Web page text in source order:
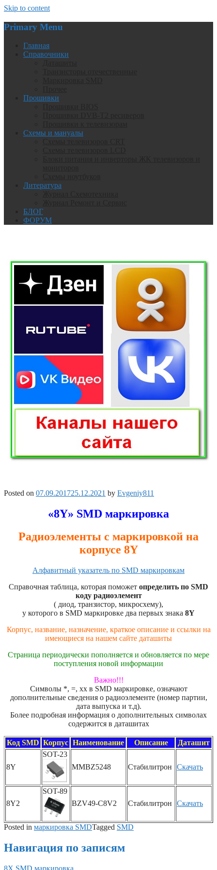
Skip to content
Primary Menu
Главная
Справочники
Прошивки
Схемы и мануалы
Литература
БЛОГ
ФОРУМ
Posted on 07.09.201725.12.2021 by Evgeniy811
«8Y» SMD маркировка
Радиоэлементы с маркировкой на
корпусе 8Y
Алфавитный указатель по SMD маркировкам
Справочная таблица, которая поможет определить по SMD
коду радиоэлемент
( диод, транзистор, микросхему),
у которого в SMD маркировке два первых знака 8Y
Корпус, название, назначение, краткое описание и ссылки на
имеющиеся на нашем сайте даташиты
Страница периодически пополняется и обновляется по мере
поступления новой информации
Важно!!!
Символы *, =, xx в SMD маркировке, означают
дополнительные сведения о радиоэлементе (номер партии,
дата выпуска и т.д).
Более подробная информация о дополнительных символах
содержится в даташитах
Код SMD Корпус Наименование Описание Даташит
8Y
SOT-23
MMBZ5248
Стабилитрон Скачать
8Y2
SOT-89
BZV49-C8V2
Стабилитрон Скачать
Posted in маркировка SMDTagged SMD
Навигация по записям
8X SMD маркировка